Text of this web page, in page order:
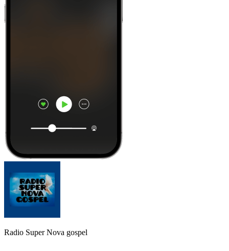
Radio Super Nova gospel